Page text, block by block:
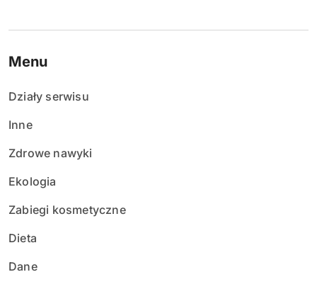
Menu
Działy serwisu
Inne
Zdrowe nawyki
Ekologia
Zabiegi kosmetyczne
Dieta
Dane